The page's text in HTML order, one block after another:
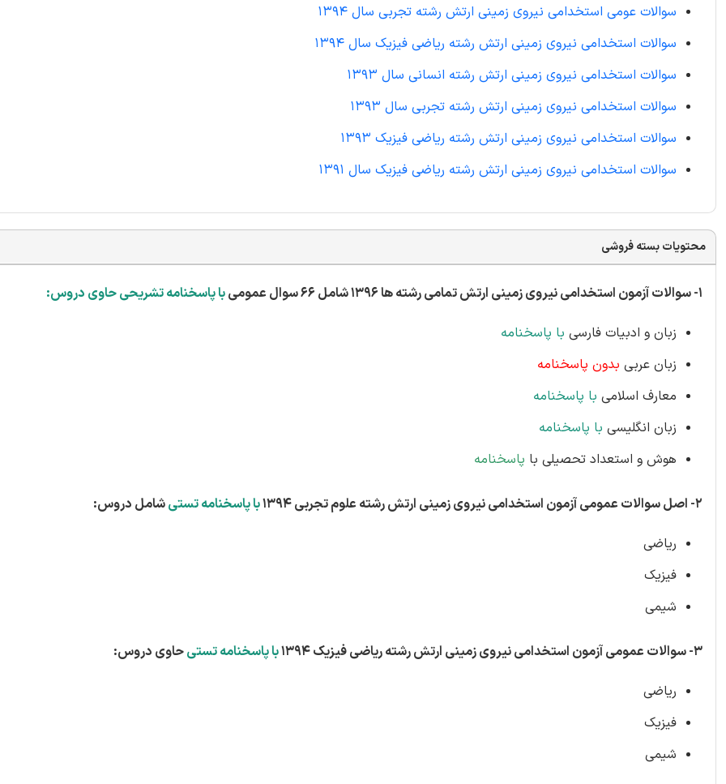
سوالات عومی استخدامی نیروی زمینی ارتش رشته تجربی سال 1394
سوالات استخدامی نیروی زمینی ارتش رشته ریاضی فیزیک سال 1394
سوالات استخدامی نیروی زمینی ارتش رشته انسانی سال 1393
سوالات استخدامی نیروی زمینی ارتش رشته تجربی سال 1393
سوالات استخدامی نیروی زمینی ارتش رشته ریاضی فیزیک 1393
سوالات استخدامی نیروی زمینی ارتش رشته ریاضی فیزیک سال 1391
محتویات بسته فروشی
1- سوالات آزمون استخدامی نیروی زمینی ارتش تمامی رشته ها 1396 شامل 66 سوال عمومی با پاسخنامه تشریحی حاوی دروس:
زبان و ادبیات فارسی با پاسخنامه
زبان عربی بدون پاسخنامه
معارف اسلامی با پاسخنامه
زبان انگلیسی با پاسخنامه
هوش و استعداد تحصیلی با پاسخنامه
2- اصل سوالات عمومی آزمون استخدامی نیروی زمینی ارتش رشته علوم تجربی 1394 با پاسخنامه تستیشامل دروس:
ریاضی
فیزیک
شیمی
3- سوالات عمومی آزمون استخدامی نیروی زمینی ارتش رشته ریاضی فیزیک 1394 با پاسخنامه تستیحاوی دروس:
ریاضی
فیزیک
شیمی